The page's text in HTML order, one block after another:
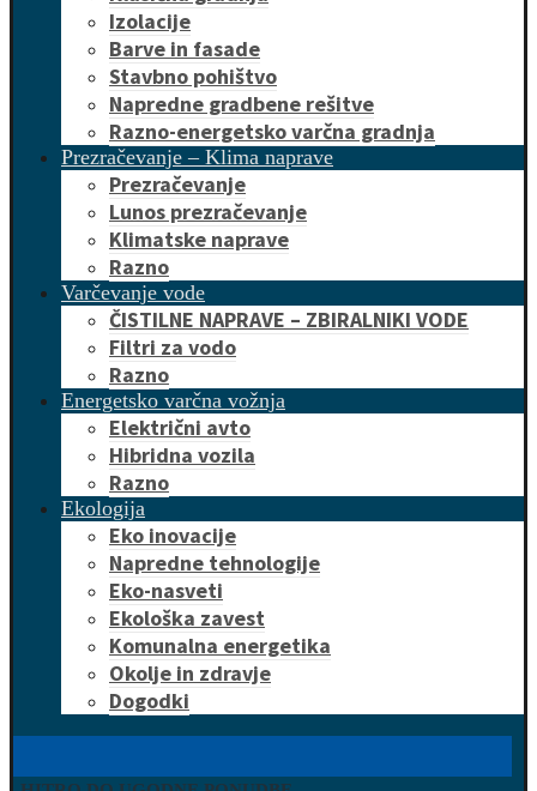
Izolacije
Barve in fasade
Stavbno pohištvo
Napredne gradbene rešitve
Razno-energetsko varčna gradnja
Prezračevanje – Klima naprave
Prezračevanje
Lunos prezračevanje
Klimatske naprave
Razno
Varčevanje vode
ČISTILNE NAPRAVE – ZBIRALNIKI VODE
Filtri za vodo
Razno
Energetsko varčna vožnja
Električni avto
Hibridna vozila
Razno
Ekologija
Eko inovacije
Napredne tehnologije
Eko-nasveti
Ekološka zavest
Komunalna energetika
Okolje in zdravje
Dogodki